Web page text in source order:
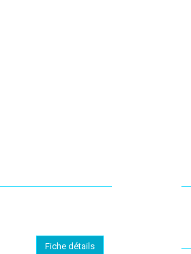
Fiche détails